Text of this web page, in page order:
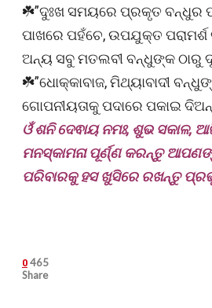
☘️”ଦୁଃଖ ସମୟରେ ପ୍ରକୃତ ବନ୍ଧୁର
ପାଖରେ ପହଁଚେ, ଉପଯୁକ୍ତ
ଅନ୍ୟ ସବୁ ମତଲବୀ ବନ୍ଧୁଙ୍କ ଠାରୁ
☘️”ଧୋକ୍କାବାଜ, ମିଥ୍ୟାବାଦୀ
ଗୋପନୀୟତାକୁ ପଦାରେ ପକାଇ
ଓଁ ଶନି ଦେଵାୟ ନମଃ, ଶୁଭ
ମନସ୍କାମନା ପୂର୍ଣ୍ଣ କରନ୍ତୁ
ପରିବାରକୁ ହସ ଖୁସିରେ ରଖନ୍ତୁ
0 465
Share